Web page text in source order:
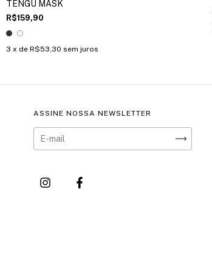
TENGU MASK
R$159,90
3 x de R$53,30 sem juros
ASSINE NOSSA NEWSLETTER